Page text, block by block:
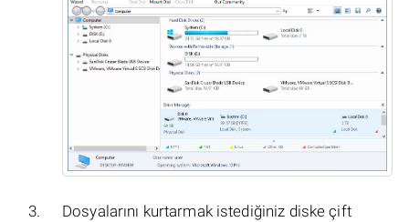
Dosyalarını kurtarmak istediğiniz diske çift